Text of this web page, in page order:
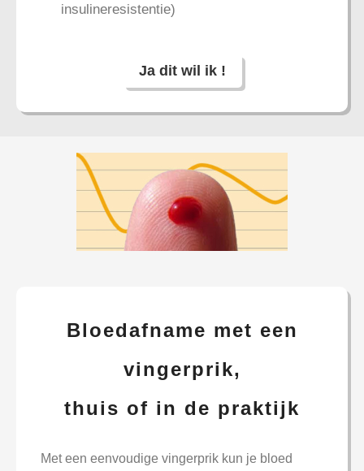
insulineresistentie)
Ja dit wil ik !
Bloedafname met een
vingerprik,
thuis of in de praktijk
Met een eenvoudige vingerprik kun je bloed